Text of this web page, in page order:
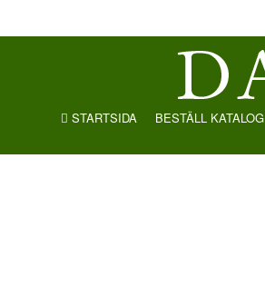
STARTSIDA BESTÄLL KATALOG